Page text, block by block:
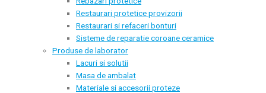
Restaurari protetice provizorii
Restaurari si refaceri bonturi
Sisteme de reparatie coroane ceramice
Produse de laborator
Lacuri si solutii
Masa de ambalat
Materiale si accesorii proteze